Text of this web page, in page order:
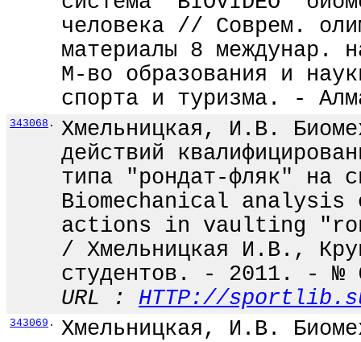
человека // Соврем.
материалы 8
М-во образования и
спорта и туризма. -
343068 .
Хмельницкая, И.В.
действий
типа "рондат-фляк" на
Biomechanical
actions in vaulting
/ Хмельницкая И.В.,
студентов. - 2011. -
URL : HTTP://
343069 .
Хмельницкая, И.В.